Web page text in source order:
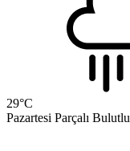
29°C
Pazartesi Parçalı Bulutlu